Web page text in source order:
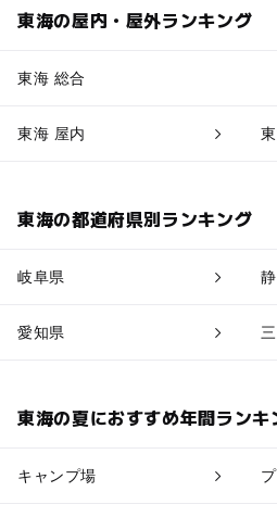
東海の屋内・屋外ランキング
東海 総合
東海 屋内
東海の都道府県別ランキング
岐阜県
愛知県
東海の夏におすすめ年間ランキ
キャンプ場